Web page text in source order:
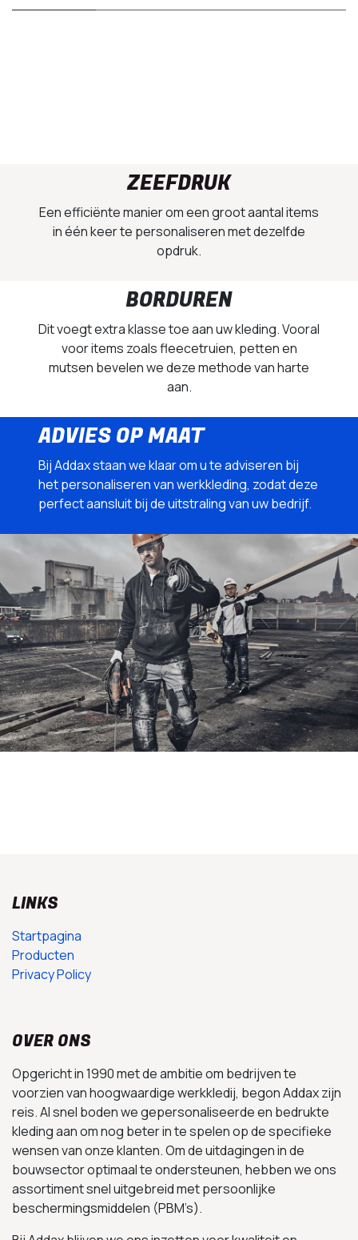
ZEEFDRUK
Een efficiënte manier om een groot aantal items
in één keer te personaliseren met dezelfde
opdruk.
BORDUREN
Dit voegt extra klasse toe aan uw kleding. Vooral
voor items zoals fleecetruien, petten en
mutsen bevelen we deze methode van harte
aan.
ADVIES OP MAAT
Bij Addax staan we klaar om u te adviseren bij
het personaliseren van werkkleding, zodat deze
perfect aansluit bij de uitstraling van uw bedrijf.
LINKS
Startpagina
Producten
Privacy Policy
OVER ONS
Opgericht in 1990 met de ambitie om bedrijven te
voorzien van hoogwaardige werkkledij, begon Addax zijn
reis. Al snel boden we gepersonaliseerde en bedrukte
kleding aan om nog beter in te spelen op de specifieke
wensen van onze klanten. Om de uitdagingen in de
bouwsector optimaal te ondersteunen, hebben we ons
assortiment snel uitgebreid met persoonlijke
beschermingsmiddelen (PBM’s).